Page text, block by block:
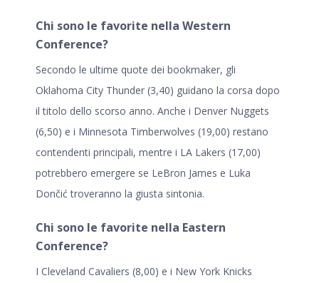
Chi sono le favorite nella Western
Conference?
Secondo le ultime quote dei bookmaker, gli
Oklahoma City Thunder (3,40) guidano la corsa dopo
il titolo dello scorso anno. Anche i Denver Nuggets
(6,50) e i Minnesota Timberwolves (19,00) restano
contendenti principali, mentre i LA Lakers (17,00)
potrebbero emergere se LeBron James e Luka
Dončić troveranno la giusta sintonia.
Chi sono le favorite nella Eastern
Conference?
I Cleveland Cavaliers (8,00) e i New York Knicks